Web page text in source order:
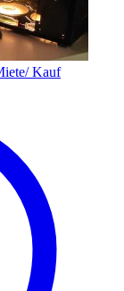
Kauf